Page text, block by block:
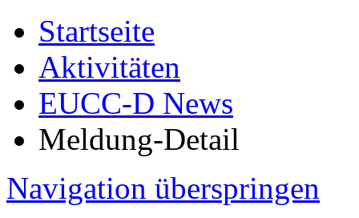
Startseite
Aktivitäten
EUCC-D News
Meldung-Detail
Navigation überspringen